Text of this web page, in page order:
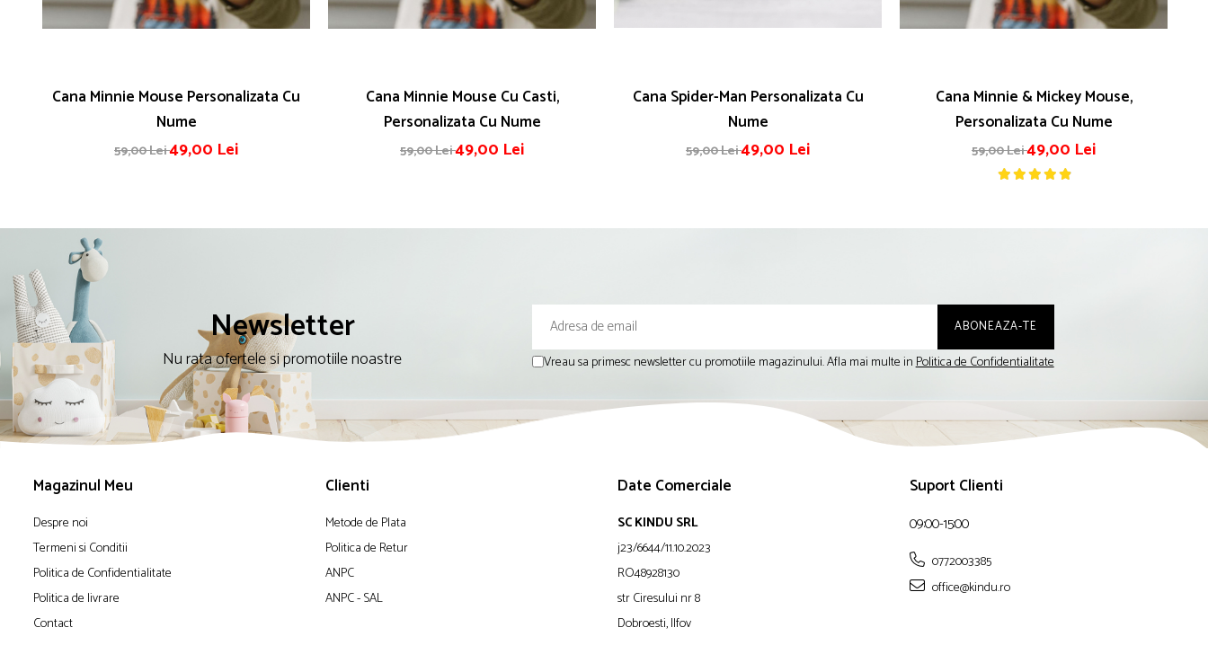
Cana Minnie Mouse Personalizata Cu
Nume
59,00 Lei49,00 Lei
Cana Minnie Mouse Cu Casti,
Personalizata Cu Nume
59,00 Lei49,00 Lei
Cana Spider-Man Personalizata Cu
Nume
59,00 Lei49,00 Lei
Cana Minnie & Mickey Mouse,
Personalizata Cu Nume
59,00 Lei49,00 Lei
Newsletter
Nu rata ofertele si promotiile noastre Vreau sa primesc newsletter cu promotiile magazinului. Afla mai multe inPolitica de Confidentialitate
Magazinul Meu
Despre noi
Termeni si Conditii
Politica de Confidentialitate
Politica de livrare
Contact
Clienti
Metode de Plata
Politica de Retur
ANPC
ANPC - SAL
Date Comerciale
SC KINDU SRL
j23/6644/11.10.2023
RO48928130
str Ciresului nr 8
Dobroesti, Ilfov
Suport Clienti
09:00-15:00
0772003385
office@kindu.ro